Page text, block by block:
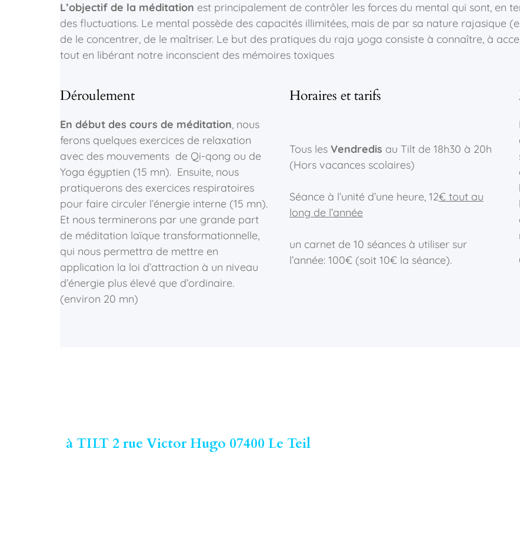
L’objectif de la méditation est principalement de contrôler les forces du mental qui sont, en
des fluctuations. Le mental possède des capacités illimitées, mais de par sa nature rajasique
de le concentrer, de le maîtriser. Le but des pratiques du raja yoga consiste à connaître, à
tout en libérant notre inconscient des mémoires toxiques
Déroulement
En début des cours de méditation, nous
ferons quelques exercices de relaxation
avec des mouvements de Qi-qong ou de
Yoga égyptien (15 mn). Ensuite, nous
pratiquerons des exercices respiratoires
pour faire circuler l’énergie interne (15 mn).
Et nous terminerons par une grande part
de méditation laïque transformationnelle,
qui nous permettra de mettre en
application la loi d’attraction à un niveau
d’énergie plus élevé que d’ordinaire.
(environ 20 mn)
Horaires et tarifs
Tous les Vendredis au Tilt de 18h30 à 20h
(Hors vacances scolaires)
Séance à l’unité d’une heure, 12€ tout au
long de l’année
un carnet de 10 séances à utiliser sur
l’année: 100€ (soit 10€ la séance).
à TILT 2 rue Victor Hugo 07400 Le Teil